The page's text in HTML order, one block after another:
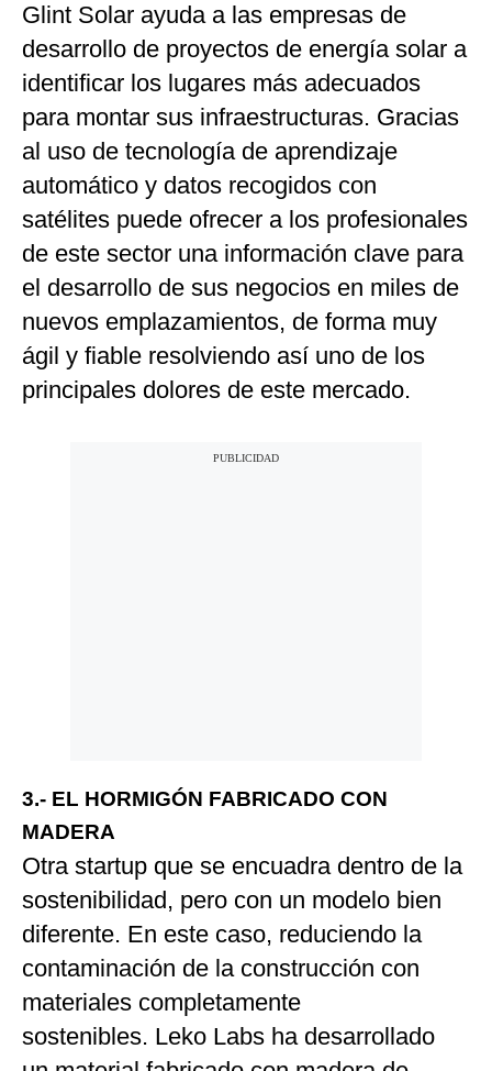
Glint Solar ayuda a las empresas de
desarrollo de proyectos de energía solar a
identificar los lugares más adecuados
para montar sus infraestructuras. Gracias
al uso de tecnología de aprendizaje
automático y datos recogidos con
satélites puede ofrecer a los profesionales
de este sector una información clave para
el desarrollo de sus negocios en miles de
nuevos emplazamientos, de forma muy
ágil y fiable resolviendo así uno de los
principales dolores de este mercado.
3.- EL HORMIGÓN FABRICADO CON
MADERA
Otra startup que se encuadra dentro de la
sostenibilidad, pero con un modelo bien
diferente. En este caso, reduciendo la
contaminación de la construcción con
materiales completamente
sostenibles. Leko Labs ha desarrollado